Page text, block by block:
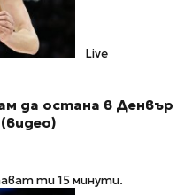
Live
да остана в Денвър
ти 15 минути.